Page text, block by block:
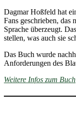
Dagmar Hoßfeld hat
Fans geschrieben, das
Sprache überzeugt.
stellen, was auch sie
Das Buch wurde
Anforderungen des
Weitere Infos zum Buch